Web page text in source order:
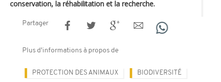
conservation, la réhabilitation et la recherche.
Partager
Plus d'informations à propos de
PROTECTION DES ANIMAUX BIODIVERSITÉ